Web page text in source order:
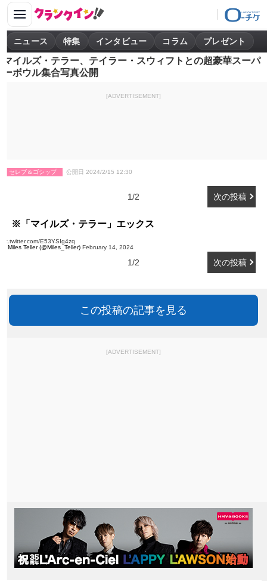
ニュース 特集 インタビュー コラム プレゼント
マイルズ・テラー、テイラー・スウィフトとの超豪華スーパ
ーボウル集合写真公開
[ADVERTISEMENT]
セレブ＆ゴシップ 公開日 2024/2/15 12:30
1/2 次の投稿
※「マイルズ・テラー」エックス
pic.twitter.com/E53YSIg4zq
— Miles Teller (@Miles_Teller) February 14, 2024
1/2 次の投稿
この投稿の記事を見る
[ADVERTISEMENT]